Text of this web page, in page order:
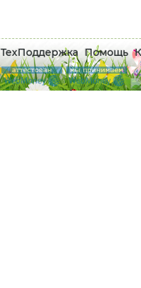
ТехПоддержка Помощь